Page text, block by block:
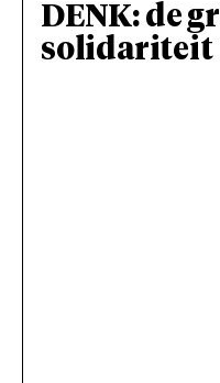
DENK: de
solidariteit